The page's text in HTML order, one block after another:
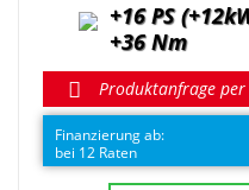
+16 PS
+36 Nm
Produktanfrage per
Finanzierung ab:
bei 12 Raten